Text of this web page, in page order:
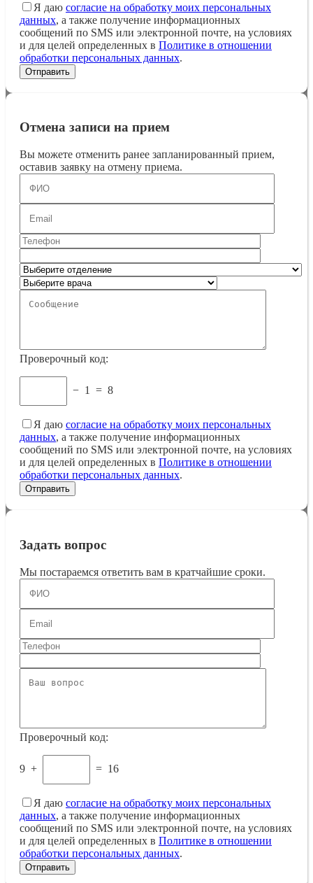
Я даю согласие на обработку моих персональных
данных, а также получение информационных
сообщений по SMS или электронной почте, на условиях
и для целей определенных в Политике в отношении
обработки персональных данных.
Отмена записи на прием
Вы можете отменить ранее запланированный прием,
оставив заявку на отмену приема.
Проверочный код:
− 1 = 8
Я даю согласие на обработку моих персональных
данных, а также получение информационных
сообщений по SMS или электронной почте, на условиях
и для целей определенных в Политике в отношении
обработки персональных данных.
Задать вопрос
Мы постараемся ответить вам в кратчайшие сроки.
Проверочный код:
9 + = 16
Я даю согласие на обработку моих персональных
данных, а также получение информационных
сообщений по SMS или электронной почте, на условиях
и для целей определенных в Политике в отношении
обработки персональных данных.